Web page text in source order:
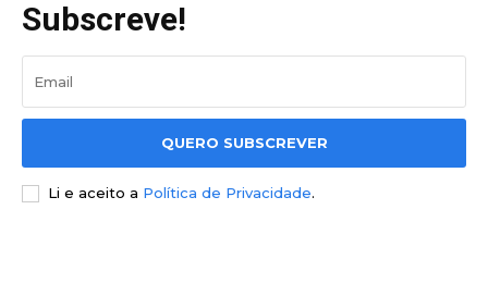
Subscreve!
QUERO SUBSCREVER
Li e aceito a Política de Privacidade.